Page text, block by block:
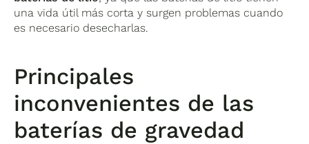
una vida útil más corta y surgen problemas cuando
es necesario desecharlas.
Principales
inconvenientes de las
baterías de gravedad